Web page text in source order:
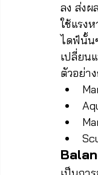
ลง ส่งผ
ใช้แรง
ไดฟ์นั้น
เปลี่ยน
ตัวอย่า